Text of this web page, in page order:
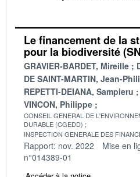
Le financement de la
pour la biodiversité
GRAVIER-BARDET, Mireille
DE SAINT-MARTIN, Jean-
REPETTI-DEIANA, Sampieru
VINCON, Philippe
CONSEIL GENERAL DE
DURABLE (CGEDD)
INSPECTION GENERALE DES
Rapport: nov. 2022 Mise en
n°014389-01